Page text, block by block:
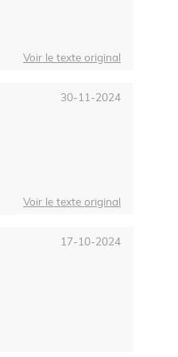
Voir le texte original
30-11-2024
Voir le texte original
17-10-2024